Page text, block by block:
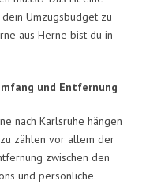
Umzugsbudget zu
aus Herne bist du in
und Entfernung
nach Karlsruhe hängen
zählen vor allem der
zwischen den
und persönliche